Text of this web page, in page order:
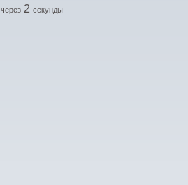
через 2 секунды